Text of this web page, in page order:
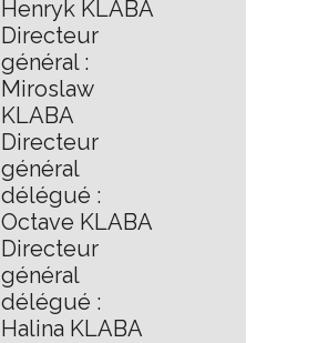
Henryk KLABA
Directeur
général :
Miroslaw
KLABA
Directeur
général
délégué :
Octave KLABA
Directeur
général
délégué :
Halina KLABA